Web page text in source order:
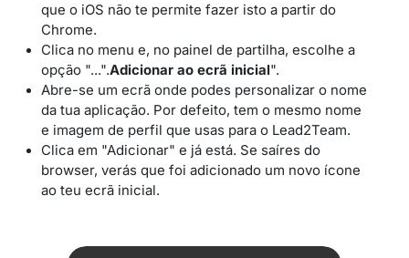
que o iOS não te permite fazer isto a partir do
Chrome.
Clica no menu e, no painel de partilha, escolhe a
opção "...".Adicionar ao ecrã inicial".
Abre-se um ecrã onde podes personalizar o nome
da tua aplicação. Por defeito, tem o mesmo nome
e imagem de perfil que usas para o Lead2Team.
Clica em "Adicionar" e já está. Se saíres do
browser, verás que foi adicionado um novo ícone
ao teu ecrã inicial.